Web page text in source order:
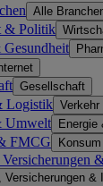
Alle
& Politik
Gesundheit
Gesellschaft
Logistik
Umwelt Energie
FMCG
Versicherungen
Versicherungen &